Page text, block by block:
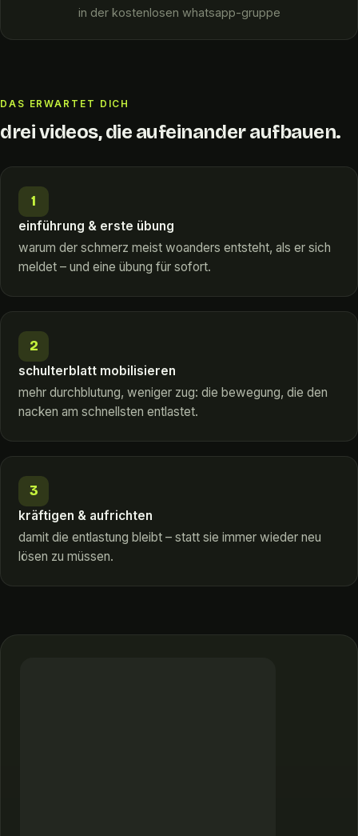
in der kostenlosen whatsapp-gruppe
DAS ERWARTET DICH
drei videos, die aufeinander aufbauen.
1
einführung & erste übung
warum der schmerz meist woanders entsteht, als er sich
meldet – und eine übung für sofort.
2
schulterblatt mobilisieren
mehr durchblutung, weniger zug: die bewegung, die den
nacken am schnellsten entlastet.
3
kräftigen & aufrichten
damit die entlastung bleibt – statt sie immer wieder neu
lösen zu müssen.